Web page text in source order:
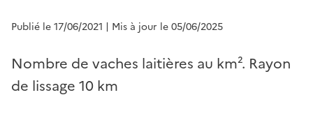
Publié le 17/06/2021 | Mis à jour le 05/06/2025
Nombre de vaches laitières au km². Rayon
de lissage 10 km